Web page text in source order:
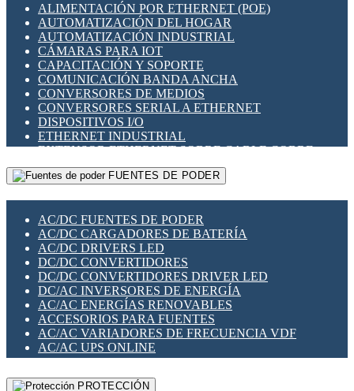
SENSORES INDUCTIVOS
TEMPORIZADORES
VARIACS
VARIADORES DE FRECUENCIA [VDF]
SECCIONADORES - INTERRUPTORES
MAQUINARIA
HERRAMIENTAS VARIAS
ILUMINACIÓN LED
INTERRUPTORES REED
INTERFACES DE RELÉ
OTROS RELÉS
PROTECCIÓN TÉRMICA
RELÉS AUTOMOTRICES
RELÉS DE SEÑAL
RELÉS DE ESTADO SÓLIDO SSR
RELÉS INDUSTRIALES
RELÉS MINIATURA DE POTENCIA
SENSORES MAGNÉTICOS
SWITCH Y MICROSWITCH
TARJETAS PI
UNIÓN Y DERIVACIÓN DE CABLE
ALIMENTACIÓN POR ETHERNET (POE)
AUTOMATIZACIÓN DEL HOGAR
AUTOMATIZACIÓN INDUSTRIAL
CÁMARAS PARA IOT
CAPACITACIÓN Y SOPORTE
COMUNICACIÓN BANDA ANCHA
CONVERSORES DE MEDIOS
CONVERSORES SERIAL A ETHERNET
DISPOSITIVOS I/O
ETHERNET INDUSTRIAL
EXTENSOR ETHERNET SOBRE CABLE COBRE
GATEWAY LORAWAN
GESTIÓN DE REDES
PLACAS MODULARES IOT
SWITCHES Y REDES WIFI
SOLUCIONES IOT
SOLUCIONES LORAWAN
SOLUCIONES RED CELULAR
SEGURIDAD PARA REDES
SWITCHES LAN
TELEFONÍA IP (VOIP)
VIGILANCIA IP (CCTV)
MESHTASTIC
FUENTES DE PODER
AC/DC FUENTES DE PODER
AC/DC CARGADORES DE BATERÍA
AC/DC DRIVERS LED
DC/DC CONVERTIDORES
DC/DC CONVERTIDORES DRIVER LED
DC/AC INVERSORES DE ENERGÍA
AC/AC ENERGÍAS RENOVABLES
ACCESORIOS PARA FUENTES
AC/AC VARIADORES DE FRECUENCIA VDF
AC/AC UPS ONLINE
PROTECCIÓN